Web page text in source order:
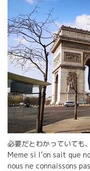
必要だとわかっていても
Meme si l’on sait que
nous ne connaissons